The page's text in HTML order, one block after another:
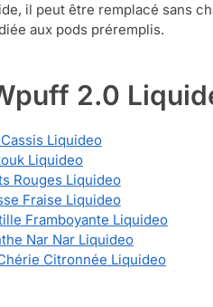
il peut être remplacé sans
aux pods préremplis.
2.0
Liquideo
Liquideo
Rouges Liquideo
Fraise Liquideo
Framboyante Liquideo
Nar Nar Liquideo
Citronnée Liquideo